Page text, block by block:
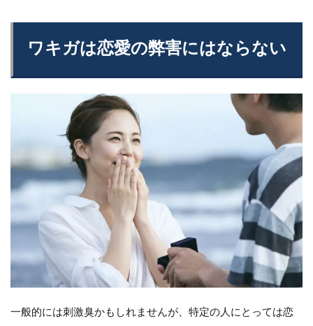
ワキガは恋愛の弊害にはならない
一般的には刺激臭かもしれませんが、特定の人にとっては恋